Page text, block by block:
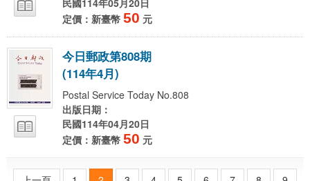
民國114年05月20日
定價：新臺幣 50 元
今日郵政第808期
(114年4月)
Postal Service Today No.808
出版日期：
民國114年04月20日
定價：新臺幣 50 元